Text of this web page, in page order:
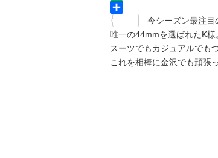
Line
有
今シーズン最注目
唯一の44mmを選ばれたK様
スーツでもカジュアルでも
これを相棒に金沢でも頑張